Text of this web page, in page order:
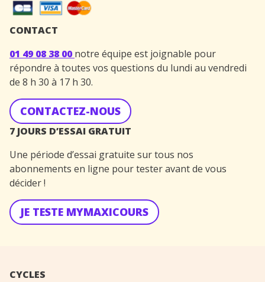
CONTACT
01 49 08 38 00 notre équipe est joignable pour
répondre à toutes vos questions du lundi au vendredi
de 8 h 30 à 17 h 30.
CONTACTEZ-NOUS
7 JOURS D’ESSAI GRATUIT
Une période d’essai gratuite sur tous nos
abonnements en ligne pour tester avant de vous
décider !
JE TESTE MYMAXICOURS
CYCLES